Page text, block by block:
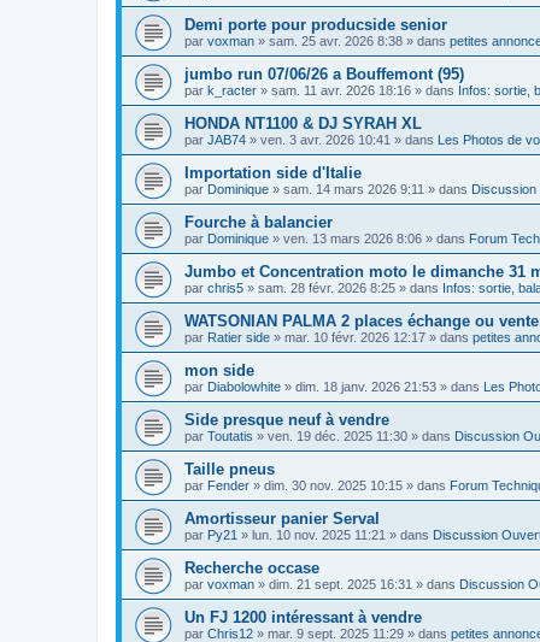
Demi porte pour producside senior
par voxman » sam. 25 avr. 2026 8:38 » dans petites
jumbo run 07/06/26 a Bouffemont (95)
par k_racter » sam. 11 avr. 2026 18:16 » dans Infos: sortie,
HONDA NT1100 & DJ SYRAH XL
par JAB74 » ven. 3 avr. 2026 10:41 » dans Les Photos de
Importation side d'Italie
par Dominique » sam. 14 mars 2026 9:11 » dans Discussion
Fourche à balancier
par Dominique » ven. 13 mars 2026 8:06 » dans Forum
Jumbo et Concentration moto le dimanche 31
par chris5 » sam. 28 févr. 2026 8:25 » dans Infos: sortie,
WATSONIAN PALMA 2 places échange ou vente
par Ratier side » mar. 10 févr. 2026 12:17 » dans petites
mon side
par Diabolowhite » dim. 18 janv. 2026 21:53 » dans Les
Side presque neuf à vendre
par Toutatis » ven. 19 déc. 2025 11:30 » dans Discussion
Taille pneus
par Fender » dim. 30 nov. 2025 10:15 » dans Forum
Amortisseur panier Serval
par Py21 » lun. 10 nov. 2025 11:21 » dans Discussion
Recherche occase
par voxman » dim. 21 sept. 2025 16:31 » dans Discussion
Un FJ 1200 intéressant à vendre
par Chris12 » mar. 9 sept. 2025 11:29 » dans petites